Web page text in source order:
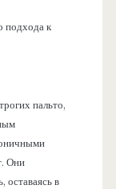
подхода к
пальто,
Они
оставаясь в